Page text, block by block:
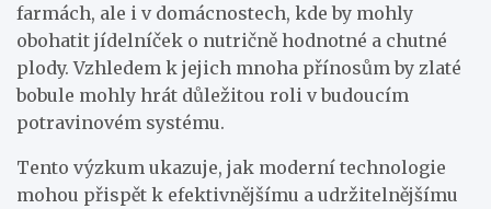
farmách, ale i v domácnostech, kde by mohly
obohatit jídelníček o nutričně hodnotné a chutné
plody. Vzhledem k jejich mnoha přínosům by zlaté
bobule mohly hrát důležitou roli v budoucím
potravinovém systému.
Tento výzkum ukazuje, jak moderní technologie
mohou přispět k efektivnějšímu a udržitelnějšímu